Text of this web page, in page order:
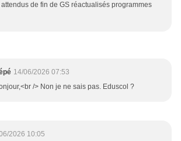
de fin de GS réactualisés programmes
14/06/2026 07:53
/> Non je ne sais pas. Eduscol ?
2026 10:05